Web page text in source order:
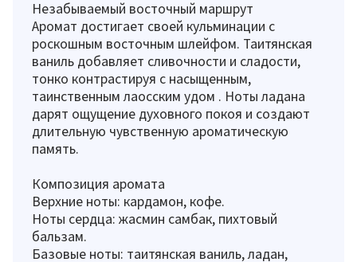
Незабываемый восточный маршрут
Аромат достигает своей кульминации с
роскошным восточным шлейфом. Таитянская
ваниль добавляет сливочности и сладости,
тонко контрастируя с насыщенным,
таинственным лаосским удом . Ноты ладана
дарят ощущение духовного покоя и создают
длительную чувственную ароматическую
память.
Композиция аромата
Верхние ноты: кардамон, кофе.
Ноты сердца: жасмин самбак, пихтовый
бальзам.
Базовые ноты: таитянская ваниль, ладан,